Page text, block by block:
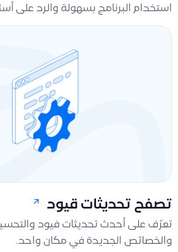
استخدام البرنامج بسهولة والرد على
تصفح تحديثات قيود
تعرّف على أحدث تحديثات فيود
والخصائص الجديدة في مكان واحد.